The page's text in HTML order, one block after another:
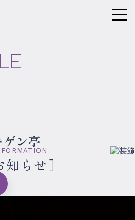
ン亭
知らせ